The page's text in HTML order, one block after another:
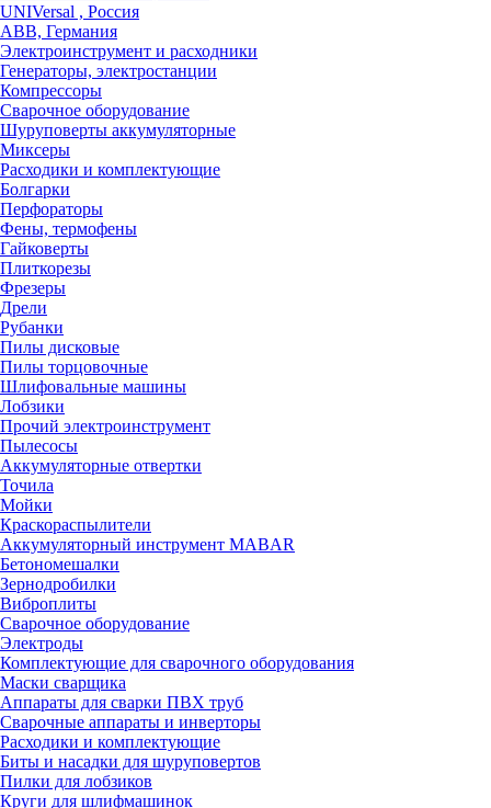
UNIVersal , Россия
ABB, Германия
Электроинструмент и расходники
Генераторы, электростанции
Компрессоры
Сварочное оборудование
Шуруповерты аккумуляторные
Миксеры
Расходики и комплектующие
Болгарки
Перфораторы
Фены, термофены
Гайковерты
Плиткорезы
Фрезеры
Дрели
Рубанки
Пилы дисковые
Пилы торцовочные
Шлифовальные машины
Лобзики
Прочий электроинструмент
Пылесосы
Аккумуляторные отвертки
Точила
Мойки
Краскораспылители
Аккумуляторный инструмент MABAR
Бетономешалки
Зернодробилки
Виброплиты
Сварочное оборудование
Электроды
Комплектующие для сварочного оборудования
Маски сварщика
Аппараты для сварки ПВХ труб
Сварочные аппараты и инверторы
Расходики и комплектующие
Биты и насадки для шуруповертов
Пилки для лобзиков
Круги для шлифмашинок